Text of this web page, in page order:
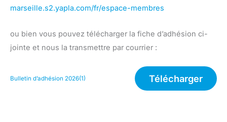
marseille.s2.yapla.com/fr/espace-membres
ou bien vous pouvez télécharger la fiche d’adhésion ci-
jointe et nous la transmettre par courrier :
Bulletin d’adhésion 2026(1) Télécharger